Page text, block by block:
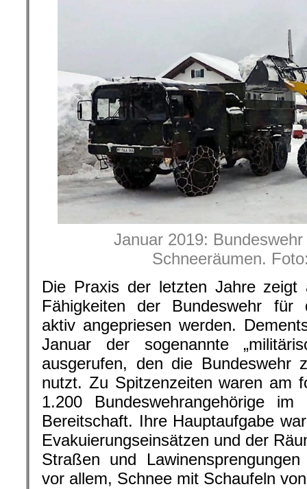
Januar 2019:
Schneeräumen.
Die Praxis der letzten Jahre zeigt
Fähigkeiten der Bundeswehr für
aktiv angepriesen werden.
Januar der sogenannte
ausgerufen, den die Bundeswehr
nutzt. Zu Spitzenzeiten waren am
1.200 Bundeswehrangehörige
Bereitschaft. Ihre Hauptaufgabe
Evakuierungseinsätzen und der
Straßen und
vor allem, Schnee mit Schaufeln